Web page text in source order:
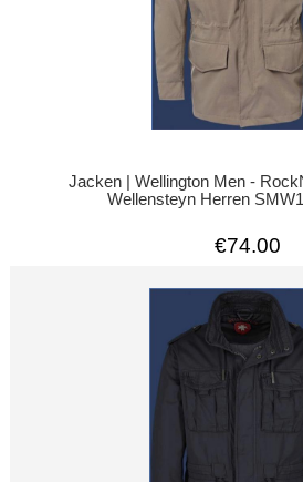
Jacken | Wellington Men -
Wellensteyn Herren
€74.00